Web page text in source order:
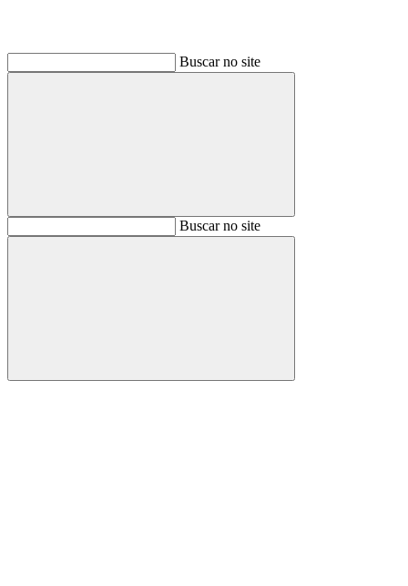
Buscar no site
BuscarBuscar no site
Buscar